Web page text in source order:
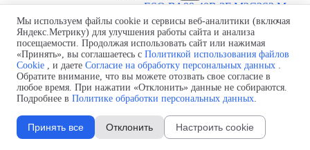
ESQ ВА99-40B 3F M2C2S2 M
2500A
ESQ ВА99-40A 3F M2C2S2 М
800A
ESQ ВА99-40A 3F M2C2S2 М
630A
ESQ ВА99-40A 3F M2C2S2 М
2000A
ESQ ВА99-40A 3F M2C2S2 М
1600A
ESQ ВА99-40A 3F M2C2S2 М
Мы используем файлы cookie и сервисы веб-аналитики (включая
Яндекс.Метрику) для улучшения работы сайта и анализа
посещаемости. Продолжая использовать сайт или нажимая
«Принять», вы соглашаетесь с Политикой использования файлов
Cookie , и даете Согласие на обработку персональных данных .
Обратите внимание, что вы можете отозвать свое согласие в
любое время. При нажатии «Отклонить» данные не собираются.
Подробнее в Политике обработки персональных данных.
Принять все Отклонить Настроить cookie